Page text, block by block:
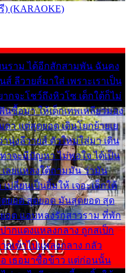
(KARAOKE)
ราม ได้อีกสักสามพัน ฉันคง
ส์ ลีวายส์มาใส่ เพราะเราเป็น
ากจะโชว์ถึงหิวโซ เด็กใต้ก็ไม่
ซื้อมา ให้เด็กเทพเหลียวมอง
า แต่สุดยอด เดินโยกย้ายเย
นุ่งลีวายส์ ตัวใหม่ใส่มา เดิน
าจะมีปัญหา ไม่พอใจ ได้เป็น
ลยแหลงใต้ถามมัน ว่ามัน
ลี่ยนเป็นยิ้มให้ เจอะเด็กใต้
ยอด สุดยอด มันสุดยอด สุด
อด แอบหลงรักสาวราม ที่พัก
ากแดงแหลงกลาง ถูกสเป็ก
กเข้าไปแหลงกลาง กลัว
เธอมาซื้อข้าว แต่ก่อนนั้น